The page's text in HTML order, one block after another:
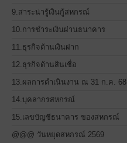
9.สาระน่ารู้เงินกู้สหกรณ์
10.การชำระเงินผ่านธนาคาร
11.ธุรกิจด้านเงินฝาก
12.ธุรกิจด้านสินเชื่อ
13.ผลการดำเนินงาน ณ 31 ก.ค. 68
14.บุคลากรสหกรณ์
15.เลขบัญชีธนาคาร ของสหกรณ์
@@@ วันหยุดสหกรณ์ 2569